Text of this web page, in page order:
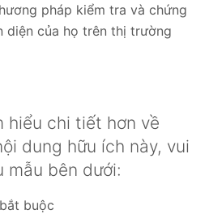
pháp kiểm tra và chứng
diện của họ trên thị trường
hiểu chi tiết hơn về
dung hữu ích này, vui
mẫu bên dưới:
buộc